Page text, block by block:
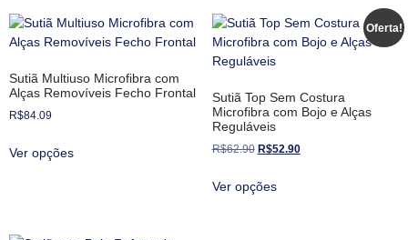
Sutiã Multiuso Microfibra com
Alças Removíveis Fecho Frontal
R$84.09
Ver opções
Oferta!
Sutiã Top Sem Costura
Microfibra com Bojo e Alças
Reguláveis
R$62.90 R$52.90
Ver opções